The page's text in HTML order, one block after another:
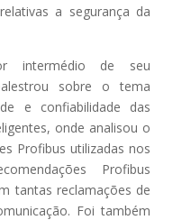
a segurança da
intermédio de seu
sobre o tema
e confiabilidade das
onde analisou o
Profibus utilizadas nos
Profibus
tantas reclamações de
Foi também